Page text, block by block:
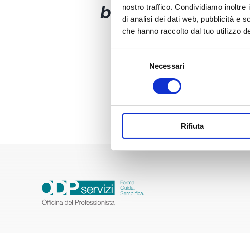
nostro traffico. Condividiamo
di analisi dei dati web, pubblicità e
che hanno raccolto dal tuo utilizzo
Necessari
Rifiuta
bollini)
4,03 €